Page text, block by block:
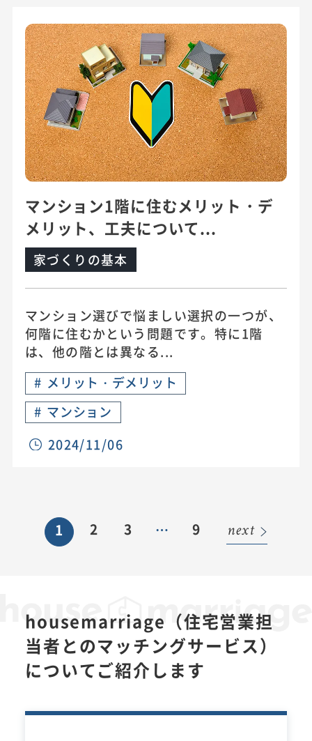
マンション1階に住むメリット・デ
メリット、工夫について...
家づくりの基本
マンション選びで悩ましい選択の一つが、
何階に住むかという問題です。特に1階
は、他の階とは異なる...
# メリット・デメリット
# マンション
2024/11/06
1 2 3 … 9 next
housemarriage（住宅営業担
当者とのマッチングサービス）
についてご紹介します